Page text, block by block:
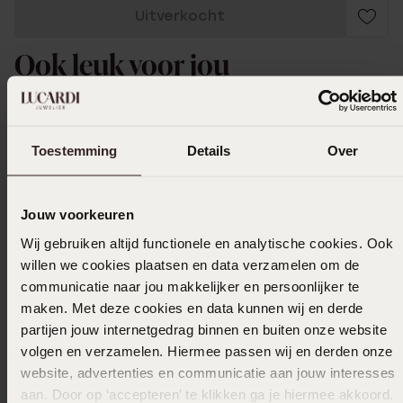
Toestemming Details Over
Jouw voorkeuren
Wij gebruiken altijd functionele en analytische cookies. Ook
willen we cookies plaatsen en data verzamelen om de
communicatie naar jou makkelijker en persoonlijker te
maken. Met deze cookies en data kunnen wij en derde
partijen jouw internetgedrag binnen en buiten onze website
volgen en verzamelen. Hiermee passen wij en derden onze
website, advertenties en communicatie aan jouw interesses
aan. Door op ‘accepteren’ te klikken ga je hiermee akkoord.
Uitverkocht
Ook leuk voor jou